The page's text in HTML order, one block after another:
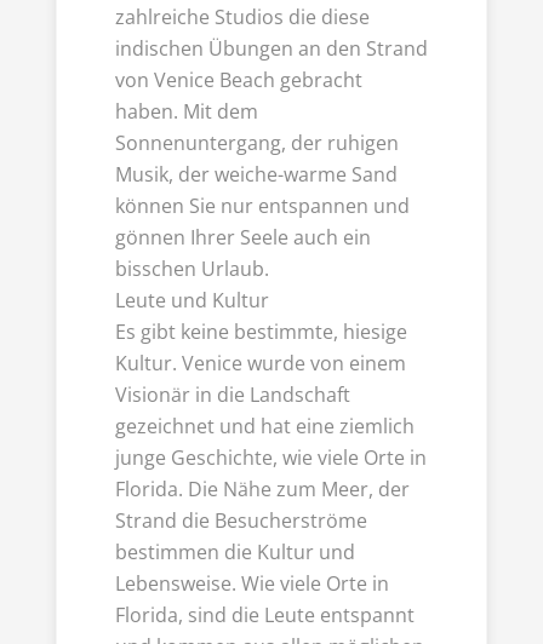
zahlreiche Studios die diese
indischen Übungen an den Strand
von Venice Beach gebracht
haben. Mit dem
Sonnenuntergang, der ruhigen
Musik, der weiche-warme Sand
können Sie nur entspannen und
gönnen Ihrer Seele auch ein
bisschen Urlaub.
Leute und Kultur
Es gibt keine bestimmte, hiesige
Kultur. Venice wurde von einem
Visionär in die Landschaft
gezeichnet und hat eine ziemlich
junge Geschichte, wie viele Orte in
Florida. Die Nähe zum Meer, der
Strand die Besucherströme
bestimmen die Kultur und
Lebensweise. Wie viele Orte in
Florida, sind die Leute entspannt